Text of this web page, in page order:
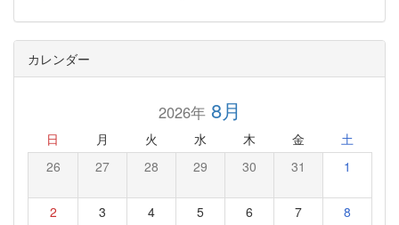
カレンダー
2026年8月
日 月 火 水 木 金 土
26 27 28 29 30 31 1
2 3 4 5 6 7 8